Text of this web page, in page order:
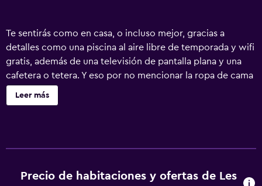
Te sentirás como en casa, o incluso mejor, gracias a
detalles como una piscina al aire libre de temporada y wifi
gratis, además de una televisión de pantalla plana y una
cafetera o tetera. Y eso por no mencionar la ropa de cama
de alta calidad, las toallas, las zapatillas y el hervidor
eléctrico.
Leer más
Precio de habitaciones y ofertas de Les